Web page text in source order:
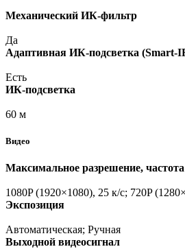
Механический ИК-фильтр
Да
Адаптивная ИК-подсветка (Smart-
Есть
ИК-подсветка
60 м
Видео
Максимальное разрешение,
1080P (1920×1080), 25 к/с; 720P (1280
Экспозиция
Автоматическая; Ручная
Выходной видеосигнал